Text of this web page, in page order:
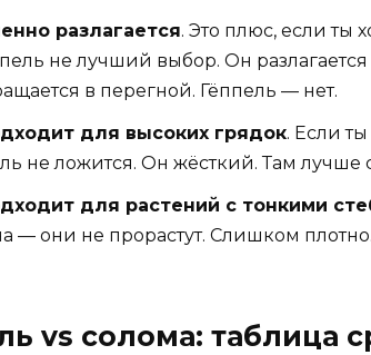
разлагается. Это плюс, если ты
не лучший выбор. Он разлагается
в перегной. Гёппель — нет.
для высоких грядок. Если
не ложится. Он жёсткий. Там лучше
для растений с тонкими
— они не прорастут. Слишком
vs солома: таблица